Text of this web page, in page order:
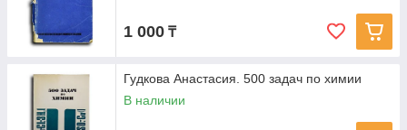
1 000 ₸
Гудкова Анастасия. 500 задач по химии
В наличии